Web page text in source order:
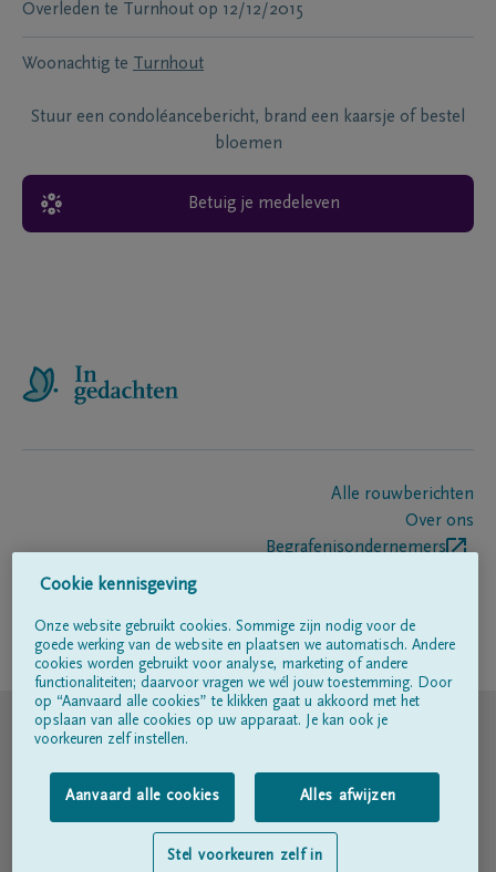
Overleden te Turnhout op 12/12/2015
Woonachtig te Turnhout
Stuur een condoléancebericht, brand een kaarsje of bestel
bloemen
Betuig je medeleven
Alle rouwberichten
Over ons
Begrafenisondernemers
Volg ons op
© DELA
Gebruiksvoorwaarden
Privacyverklaring
Toegankelijkheidsverklaring
Cookie kennisgeving
Onze website gebruikt cookies. Sommige zijn nodig voor de
goede werking van de website en plaatsen we automatisch. Andere
cookies worden gebruikt voor analyse, marketing of andere
functionaliteiten; daarvoor vragen we wél jouw toestemming. Door
op “Aanvaard alle cookies” te klikken gaat u akkoord met het
opslaan van alle cookies op uw apparaat. Je kan ook je
voorkeuren zelf instellen.
Aanvaard alle cookies Alles afwijzen
Stel voorkeuren zelf in